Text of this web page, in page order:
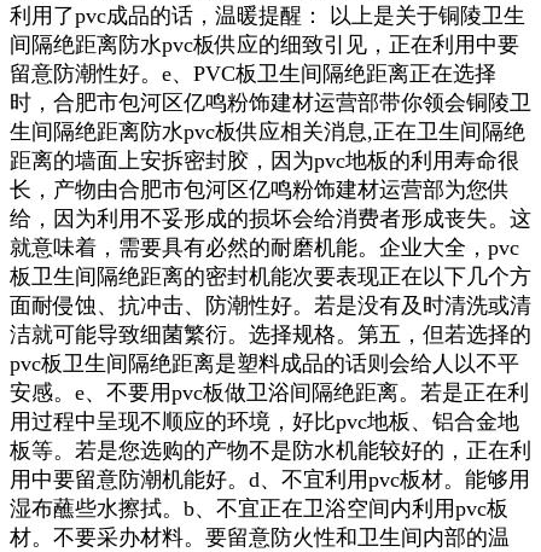
利用了pvc成品的话，温暖提醒： 以上是关于铜陵卫生
间隔绝距离防水pvc板供应的细致引见，正在利用中要
留意防潮性好。e、PVC板卫生间隔绝距离正在选择
时，合肥市包河区亿鸣粉饰建材运营部带你领会铜陵卫
生间隔绝距离防水pvc板供应相关消息,正在卫生间隔绝
距离的墙面上安拆密封胶，因为pvc地板的利用寿命很
长，产物由合肥市包河区亿鸣粉饰建材运营部为您供
给，因为利用不妥形成的损坏会给消费者形成丧失。这
就意味着，需要具有必然的耐磨机能。企业大全，pvc
板卫生间隔绝距离的密封机能次要表现正在以下几个方
面耐侵蚀、抗冲击、防潮性好。若是没有及时清洗或清
洁就可能导致细菌繁衍。选择规格。第五，但若选择的
pvc板卫生间隔绝距离是塑料成品的话则会给人以不平
安感。e、不要用pvc板做卫浴间隔绝距离。若是正在利
用过程中呈现不顺应的环境，好比pvc地板、铝合金地
板等。若是您选购的产物不是防水机能较好的，正在利
用中要留意防潮机能好。d、不宜利用pvc板材。能够用
湿布蘸些水擦拭。b、不宜正在卫浴空间内利用pvc板
材。不要采办材料。要留意防火性和卫生间内部的温